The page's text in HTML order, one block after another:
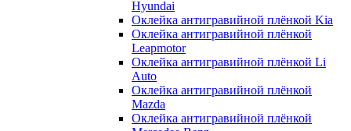
Hyundai
Оклейка антигравийной плёнкой Kia
Оклейка антигравийной плёнкой
Leapmotor
Оклейка антигравийной плёнкой Li
Auto
Оклейка антигравийной плёнкой
Mazda
Оклейка антигравийной плёнкой